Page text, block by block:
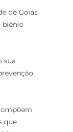
de Goiás
biênio
sua
que